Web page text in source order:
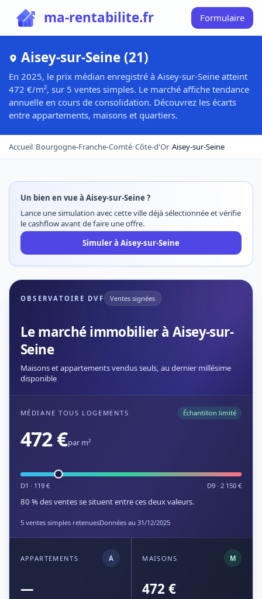
ma-rentabilite.fr Formulaire
Aisey-sur-Seine (21)
En 2025, le prix médian enregistré à Aisey-sur-Seine atteint
472 €/m², sur 5 ventes simples. Le marché affiche tendance
annuelle en cours de consolidation. Découvrez les écarts
entre appartements, maisons et quartiers.
Accueil/Bourgogne-Franche-Comté/Côte-d'Or/Aisey-sur-Seine
Un bien en vue à Aisey-sur-Seine ?
Lance une simulation avec cette ville déjà sélectionnée et vérifie
le cashflow avant de faire une offre.
Simuler à Aisey-sur-Seine
OBSERVATOIRE DVF Ventes signées
Le marché immobilier à Aisey-sur-
Seine
Maisons et appartements vendus seuls, au dernier millésime
disponible
MÉDIANE TOUS LOGEMENTS Échantillon limité
472 €par m²
D1 · 119 € D9 · 2 150 €
80 % des ventes se situent entre ces deux valeurs.
5 ventes simples retenuesDonnées au 31/12/2025
APPARTEMENTS A
—
MAISONS M
472 €